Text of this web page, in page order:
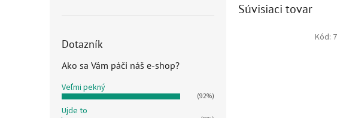
Dotazník
Ako sa Vám páči náš e-shop?
Veľmi pekný
(92%)
Ujde to
Súvisiaci tovar
Kód: